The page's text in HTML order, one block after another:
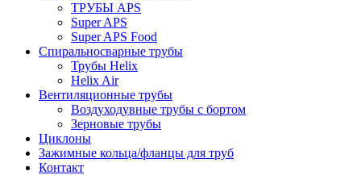
ТРУБЫ APS
Super APS
Super APS Food
Спиральносварные трубы
Трубы Helix
Helix Air
Вентиляционные трубы
Bоздуходувные трубы с бортом
Зерновые трубы
Циклоны
Зажимные кольца/фланцы для труб
Контакт